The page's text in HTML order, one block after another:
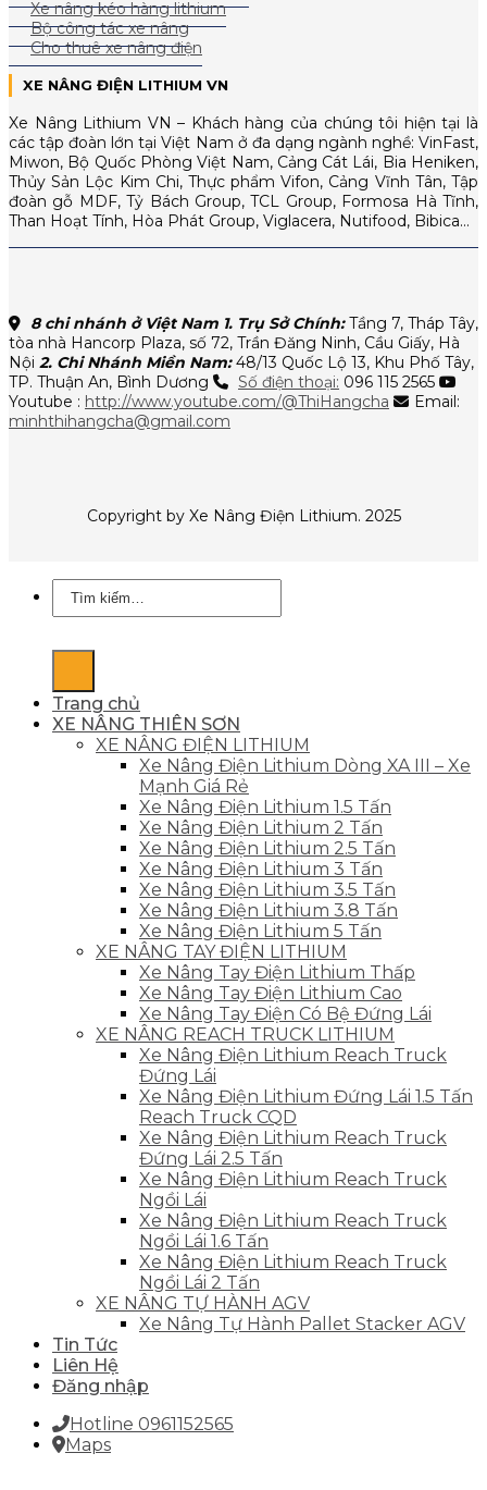
Xe nâng kéo hàng lithium
Bộ công tác xe nâng
Cho thuê xe nâng điện
XE NÂNG ĐIỆN LITHIUM VN
Xe Nâng Lithium VN – Khách hàng của chúng tôi hiện tại là
các tập đoàn lớn tại Việt Nam ở đa dạng ngành nghề: VinFast,
Miwon, Bộ Quốc Phòng Việt Nam, Cảng Cát Lái, Bia Heniken,
Thủy Sản Lộc Kim Chi, Thực phẩm Vifon, Cảng Vĩnh Tân, Tập
đoàn gỗ MDF, Tỷ Bách Group, TCL Group, Formosa Hà Tĩnh,
Than Hoạt Tính, Hòa Phát Group, Viglacera, Nutifood, Bibica…
8 chi nhánh ở Việt Nam 1. Trụ Sở Chính:Tầng 7, Tháp Tây,
tòa nhà Hancorp Plaza, số 72, Trần Đăng Ninh, Cầu Giấy, Hà
Nội 2. Chi Nhánh Miền Nam:48/13 Quốc Lộ 13, Khu Phố Tây,
TP. Thuận An, Bình Dương
Số điện thoại: 096 115 2565
Youtube : http://www.youtube.com/@ThiHangcha
Email:
minhthihangcha@gmail.com
Copyright by Xe Nâng Điện Lithium. 2025
Tìm
kiếm:
Trang chủ
XE NÂNG THIÊN SƠN
XE NÂNG ĐIỆN LITHIUM
Xe Nâng Điện Lithium Dòng XA III – Xe
Mạnh Giá Rẻ
Xe Nâng Điện Lithium 1.5 Tấn
Xe Nâng Điện Lithium 2 Tấn
Xe Nâng Điện Lithium 2.5 Tấn
Xe Nâng Điện Lithium 3 Tấn
Xe Nâng Điện Lithium 3.5 Tấn
Xe Nâng Điện Lithium 3.8 Tấn
Xe Nâng Điện Lithium 5 Tấn
XE NÂNG TAY ĐIỆN LITHIUM
Xe Nâng Tay Điện Lithium Thấp
Xe Nâng Tay Điện Lithium Cao
Xe Nâng Tay Điện Có Bệ Đứng Lái
XE NÂNG REACH TRUCK LITHIUM
Xe Nâng Điện Lithium Reach Truck
Đứng Lái
Xe Nâng Điện Lithium Đứng Lái 1.5 Tấn
Reach Truck CQD
Xe Nâng Điện Lithium Reach Truck
Đứng Lái 2.5 Tấn
Xe Nâng Điện Lithium Reach Truck
Ngồi Lái
Xe Nâng Điện Lithium Reach Truck
Ngồi Lái 1.6 Tấn
Xe Nâng Điện Lithium Reach Truck
Ngồi Lái 2 Tấn
XE NÂNG TỰ HÀNH AGV
Xe Nâng Tự Hành Pallet Stacker AGV
Tin Tức
Liên Hệ
Đăng nhập
Hotline 0961152565
Maps